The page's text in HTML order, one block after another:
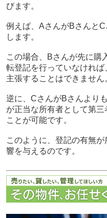
びます。
例えば、AさんがBさんと
します。
この場合、Bさんが先に購
転登記を行っていなけれ
主張することはできません
逆に、CさんがBさんより
が正当な所有者として第
ことが可能です。
このように、登記の有無
響を与えるのです。